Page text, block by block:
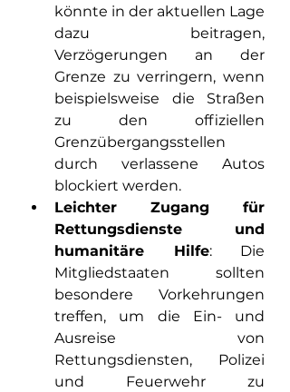
könnte in der aktuellen Lage
dazu beitragen,
Verzögerungen an der
Grenze zu verringern, wenn
beispielsweise die Straßen
zu den offiziellen
Grenzübergangsstellen
durch verlassene Autos
blockiert werden.
Leichter Zugang für
Rettungsdienste und
humanitäre Hilfe: Die
Mitgliedstaaten sollten
besondere Vorkehrungen
treffen, um die Ein- und
Ausreise von
Rettungsdiensten, Polizei
und Feuerwehr zu